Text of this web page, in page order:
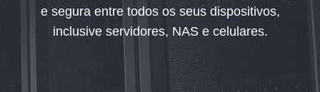
e segura entre todos os seus dispositivos,
inclusive servidores, NAS e celulares.